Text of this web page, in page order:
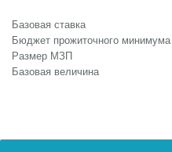
Базовая ставка
Бюджет прожиточного минимума
Размер МЗП
Базовая величина